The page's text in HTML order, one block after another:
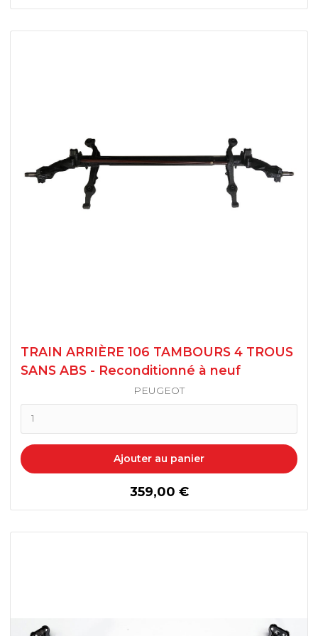
TRAIN ARRIÈRE 106 TAMBOURS 4 TROUS
SANS ABS - Reconditionné à neuf
PEUGEOT
Ajouter au panier
prix
359,00 €